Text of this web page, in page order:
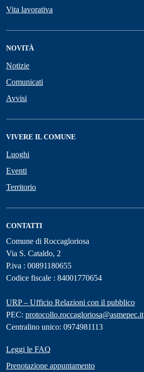
Vita lavorativa
NOVITÀ
Notizie
Comunicati
Avvisi
VIVERE IL COMUNE
Luoghi
Eventi
Territorio
CONTATTI
Comune di Roccagloriosa
Via S. Cataldo, 2
P.iva : 00891180655
Codice fiscale : 84001770654
URP – Ufficio Relazioni con il pubblico
PEC: protocollo.roccagloriosa@asmepec.it
Centralino unico: 0974981113
Leggi le FAQ
Prenotazione appuntamento